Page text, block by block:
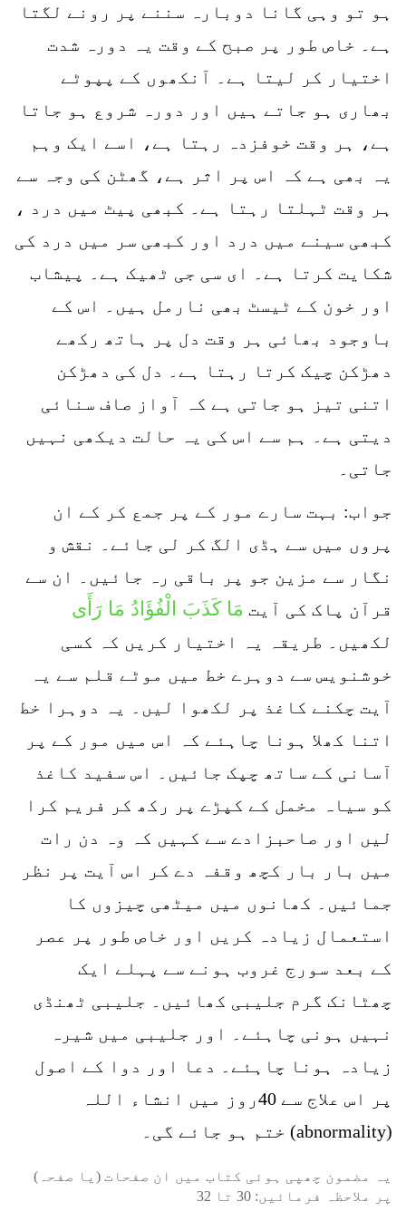
ہو تو وہی گانا دوبارہ سننے پر رونے لگتا
ہے۔ خاص طور پر صبح کے وقت یہ دورہ شدت
اختیار کر لیتا ہے۔ آنکھوں کے پپوٹے
بھاری ہو جاتے ہیں اور دورہ شروع ہو جاتا
ہے، ہر وقت خوفزدہ رہتا ہے، اسے ایک وہم
یہ بھی ہے کہ اس پر اثر ہے، گھٹن کی وجہ سے
ہر وقت ٹہلتا رہتا ہے۔ کبھی پیٹ میں درد ،
کبھی سینے میں درد اور کبھی سر میں درد کی
شکایت کرتا ہے۔ ای سی جی ٹھیک ہے۔ پیشاب
اور خون کے ٹیسٹ بھی نارمل ہیں۔ اس کے
باوجود بھائی ہر وقت دل پر ہاتھ رکھے
دھڑکن چیک کرتا رہتا ہے۔ دل کی دھڑکن
اتنی تیز ہو جاتی ہے کہ آواز صاف سنائی
دیتی ہے۔ ہم سے اس کی یہ حالت دیکھی نہیں
جاتی۔
جواب: بہت سارے مور کے پر جمع کر کے ان
پروں میں سے ہڈی الگ کر لی جائے۔ نقش و
نگار سے مزین جو پر باقی رہ جائیں۔ ان سے
قرآن پاک کی آیت مَا كَذَبَ الْفُؤَادُ مَا رَأَى
لکھیں۔ طریقہ یہ اختیار کریں کہ کسی
خوشنویس سے دوہرے خط میں موٹے قلم سے یہ
آیت چکنے کاغذ پر لکھوا لیں۔ یہ دوہرا خط
اتنا کھلا ہونا چاہئے کہ اس میں مور کے پر
آسانی کے ساتھ چپک جائیں۔ اس سفید کاغذ
کو سیاہ مخمل کے کپڑے پر رکھ کر فریم کرا
لیں اور صاحبزادے سے کہیں کہ وہ دن رات
میں بار بار کچھ وقفہ دے کر اس آیت پر نظر
جمائیں۔ کھانوں میں میٹھی چیزوں کا
استعمال زیادہ کریں اور خاص طور پر عصر
کے بعد سورج غروب ہونے سے پہلے ایک
چھٹانک گرم جلیبی کھائیں۔ جلیبی ٹھنڈی
نہیں ہونی چاہئے۔ اور جلیبی میں شیرہ
زیادہ ہونا چاہئے۔ دعا اور دوا کے اصول
پر اس علاج سے 40روز میں انشاء اللہ
(abnormality) ختم ہو جائے گی۔
یہ مضمون چھپی ہوئی کتاب میں ان صفحات (یا صفحہ)
پر ملاحظہ فرمائیں: 30 تا 32